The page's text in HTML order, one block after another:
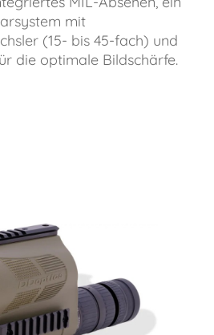
mit
(15- bis 45-fach) und
die optimale Bildschärfe.